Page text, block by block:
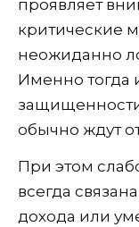
проявляет
критические
неожиданно
Именно тогда
обычно ждут
При этом
всегда
дохода или